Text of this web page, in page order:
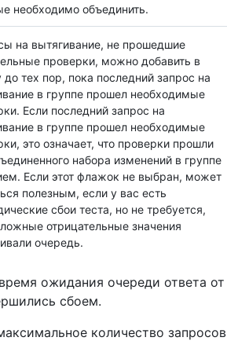
необходимо объединить.
на вытягивание, не прошедшие
проверки, можно добавить в
до тех пор, пока последний запрос на
в группе прошел необходимые
Если последний запрос на
в группе прошел необходимые
это означает, что проверки прошли
набора изменений в группе
Если этот флажок не выбран, может
полезным, если у вас есть
сбои теста, но не требуется,
отрицательные значения
очередь.
ожидания очереди ответа от
сбоем.
количество запросов